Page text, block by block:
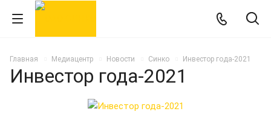
Главная Медиацентр Новости Синко Инвестор года-2021
Инвестор года-2021